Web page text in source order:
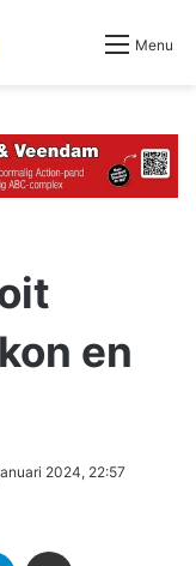
Menu
en
2024, 22:57